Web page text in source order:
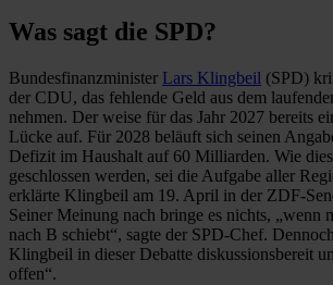
Was sagt die SPD?
Bundesfinanzminister Lars Klingbeil (SPD)
der CDU, das fehlende Geld aus dem
nehmen. Der weise für das Jahr 2027 bereits
Lücke auf. Für 2028 beläuft sich seinen
Defizit im Haushalt auf 60 Milliarden. Wie
geschlossen werden, sei die Aufgabe aller
erklärte Klingbeil am 19. April in der ZDF-
Seiner Meinung nach bringe es nichts, „wenn
nach B schiebt“, sagte der SPD-Chef.
Klingbeil in dieser Debatte diskussionsbereit
offen“.